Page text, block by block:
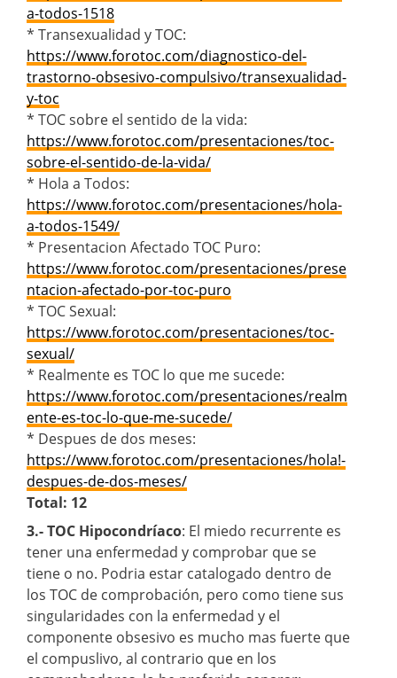
a-todos-1518
* Transexualidad y TOC:
https://www.forotoc.com/diagnostico-del-
trastorno-obsesivo-compulsivo/transexualidad-
y-toc
* TOC sobre el sentido de la vida:
https://www.forotoc.com/presentaciones/toc-
sobre-el-sentido-de-la-vida/
* Hola a Todos:
https://www.forotoc.com/presentaciones/hola-
a-todos-1549/
* Presentacion Afectado TOC Puro:
https://www.forotoc.com/presentaciones/prese
ntacion-afectado-por-toc-puro
* TOC Sexual:
https://www.forotoc.com/presentaciones/toc-
sexual/
* Realmente es TOC lo que me sucede:
https://www.forotoc.com/presentaciones/realm
ente-es-toc-lo-que-me-sucede/
* Despues de dos meses:
https://www.forotoc.com/presentaciones/hola!-
despues-de-dos-meses/
Total: 12
3.- TOC Hipocondríaco: El miedo recurrente es
tener una enfermedad y comprobar que se
tiene o no. Podria estar catalogado dentro de
los TOC de comprobación, pero como tiene sus
singularidades con la enfermedad y el
componente obsesivo es mucho mas fuerte que
el compuslivo, al contrario que en los